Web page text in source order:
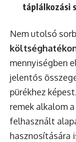
táplálkozási
Nem utolsó
mennyiségben
jelentős
pürékhez
remek alkalom
felhasznált
hasznosítására